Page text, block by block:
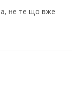
не те що вже